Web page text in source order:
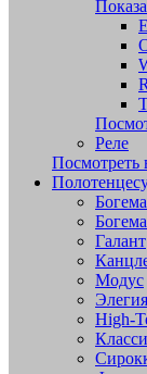
Реле
Посмотреть
Богема
Галант
Модус
Элегия
High-